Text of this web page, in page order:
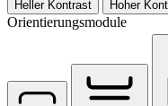
Heller Kontrast Hoher
Orientierungsmodule